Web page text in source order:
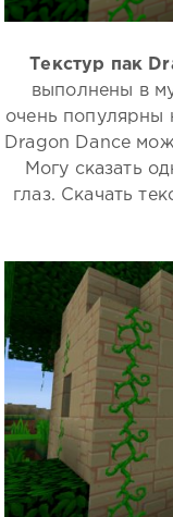
Текстур пак
выполнены в
очень популярны
Dragon Dance
Могу сказать
глаз. Скачать